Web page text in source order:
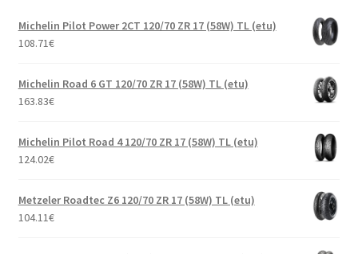
Michelin Pilot Power 2CT 120/70 ZR 17 (58W) TL (etu)
108.71€
Michelin Road 6 GT 120/70 ZR 17 (58W) TL (etu)
163.83€
Michelin Pilot Road 4 120/70 ZR 17 (58W) TL (etu)
124.02€
Metzeler Roadtec Z6 120/70 ZR 17 (58W) TL (etu)
104.11€